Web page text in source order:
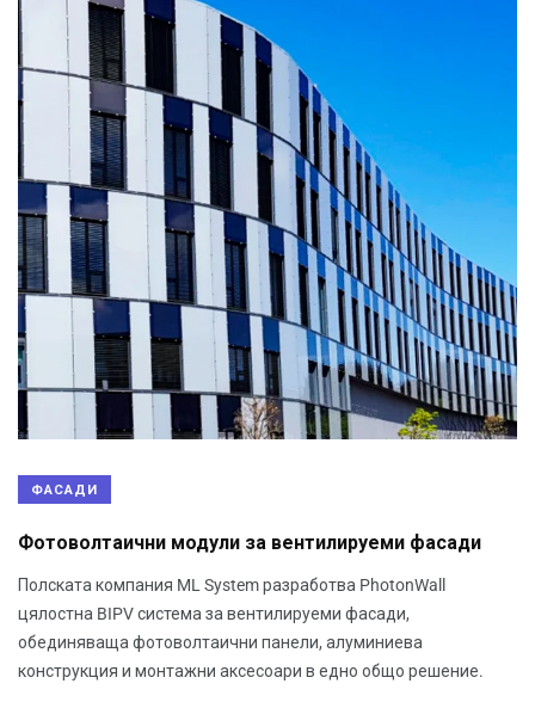
ФАСАДИ
Фотоволтаични модули за вентилируеми фасади
Полската компания ML System разработва PhotonWall
цялостна BIPV система за вентилируеми фасади,
обединяваща фотоволтаични панели, алуминиева
конструкция и монтажни аксесоари в едно общо решение.